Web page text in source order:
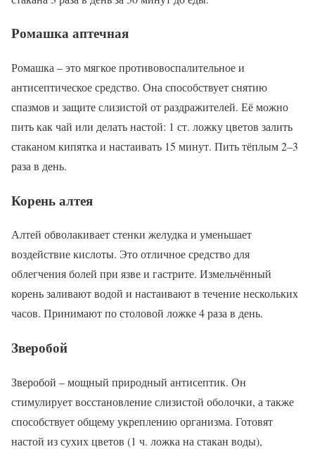
Ромашка аптечная
Ромашка – это мягкое противовоспалительное и
антисептическое средство. Она способствует снятию
спазмов и защите слизистой от раздражителей. Её можно
пить как чай или делать настой: 1 ст. ложку цветов залить
стаканом кипятка и настаивать 15 минут. Пить тёплым 2–3
раза в день.
Корень алтея
Алтей обволакивает стенки желудка и уменьшает
воздействие кислоты. Это отличное средство для
облегчения болей при язве и гастрите. Измельчённый
корень заливают водой и настаивают в течение нескольких
часов. Принимают по столовой ложке 4 раза в день.
Зверобой
Зверобой – мощный природный антисептик. Он
стимулирует восстановление слизистой оболочки, а также
способствует общему укреплению организма. Готовят
настой из сухих цветов (1 ч. ложка на стакан воды),